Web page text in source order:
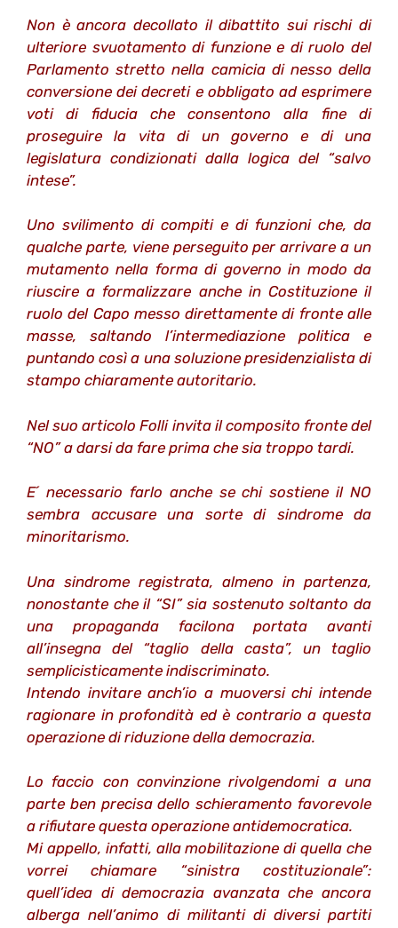
Non è ancora decollato il dibattito sui rischi di
ulteriore svuotamento di funzione e di ruolo del
Parlamento stretto nella camicia di nesso della
conversione dei decreti e obbligato ad esprimere
voti di fiducia che consentono alla fine di
proseguire la vita di un governo e di una
legislatura condizionati dalla logica del “salvo
intese”.
Uno svilimento di compiti e di funzioni che, da
qualche parte, viene perseguito per arrivare a un
mutamento nella forma di governo in modo da
riuscire a formalizzare anche in Costituzione il
ruolo del Capo messo direttamente di fronte alle
masse, saltando l’intermediazione politica e
puntando così a una soluzione presidenzialista di
stampo chiaramente autoritario.
Nel suo articolo Folli invita il composito fronte del
“NO” a darsi da fare prima che sia troppo tardi.
E´ necessario farlo anche se chi sostiene il NO
sembra accusare una sorte di sindrome da
minoritarismo.
Una sindrome registrata, almeno in partenza,
nonostante che il “SI” sia sostenuto soltanto da
una propaganda facilona portata avanti
all’insegna del “taglio della casta”, un taglio
semplicisticamente indiscriminato.
Intendo invitare anch’io a muoversi chi intende
ragionare in profondità ed è contrario a questa
operazione di riduzione della democrazia.
Lo faccio con convinzione rivolgendomi a una
parte ben precisa dello schieramento favorevole
a rifiutare questa operazione antidemocratica.
Mi appello, infatti, alla mobilitazione di quella che
vorrei chiamare “sinistra costituzionale”:
quell’idea di democrazia avanzata che ancora
alberga nell’animo di militanti di diversi partiti